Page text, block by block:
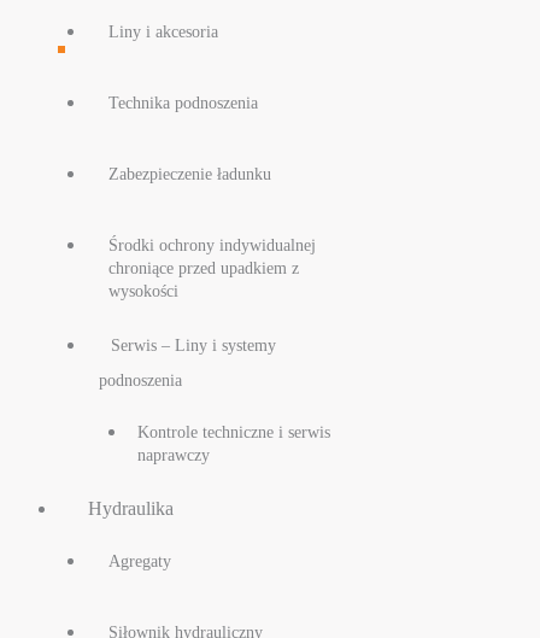
Liny i akcesoria
Technika podnoszenia
Zabezpieczenie ładunku
Środki ochrony indywidualnej
chroniące przed upadkiem z
wysokości
Serwis – Liny i systemy
podnoszenia
Kontrole techniczne i serwis
naprawczy
Hydraulika
Agregaty
Siłownik hydrauliczny